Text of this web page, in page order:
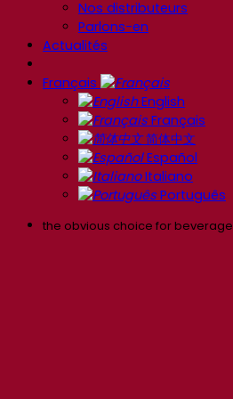
Nos distributeurs
Parlons-en
Actualités
Français
English
Français
简体中文
Español
Italiano
Português
the obvious choice for beverage